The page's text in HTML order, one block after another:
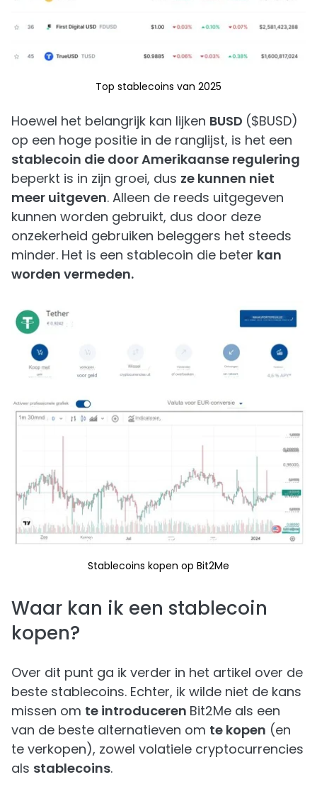
Top stablecoins van 2025
Hoewel het belangrijk kan lijken BUSD ($BUSD)
op een hoge positie in de ranglijst, is het een
stablecoin die door Amerikaanse regulering
beperkt is in zijn groei, dus ze kunnen niet
meer uitgeven. Alleen de reeds uitgegeven
kunnen worden gebruikt, dus door deze
onzekerheid gebruiken beleggers het steeds
minder. Het is een stablecoin die beter kan
worden vermeden.
Stablecoins kopen op Bit2Me
Waar kan ik een stablecoin
kopen?
Over dit punt ga ik verder in het artikel over de
beste stablecoins. Echter, ik wilde niet de kans
missen om te introduceren Bit2Me als een
van de beste alternatieven om te kopen (en
te verkopen), zowel volatiele cryptocurrencies
als stablecoins.